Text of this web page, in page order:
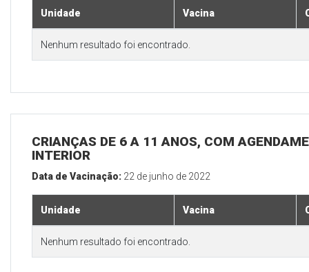
Unidade Vacina
Nenhum resultado foi encontrado.
CRIANÇAS DE 6 A 11 ANOS, COM
INTERIOR
Data de Vacinação: 22 de junho de 2022
Unidade Vacina
Nenhum resultado foi encontrado.